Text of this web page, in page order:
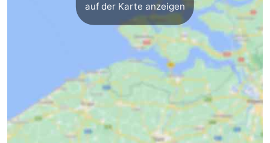
auf der Karte anzeigen